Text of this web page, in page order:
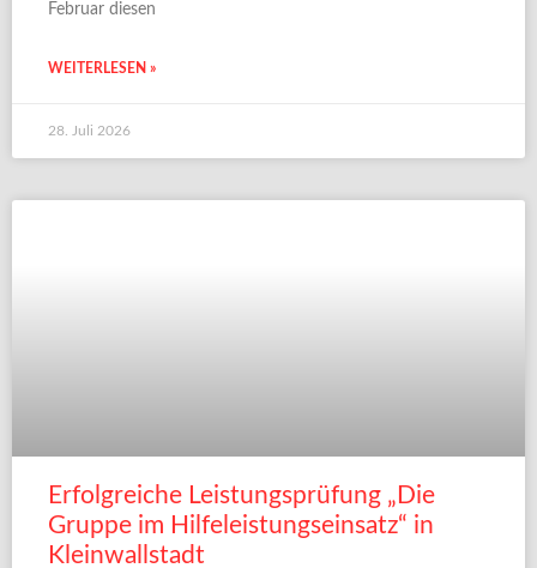
Februar diesen
WEITERLESEN »
28. Juli 2026
Erfolgreiche Leistungsprüfung „Die
Gruppe im Hilfeleistungseinsatz“ in
Kleinwallstadt